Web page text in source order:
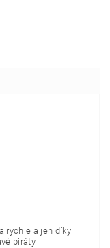
rychle a jen díky
piráty.